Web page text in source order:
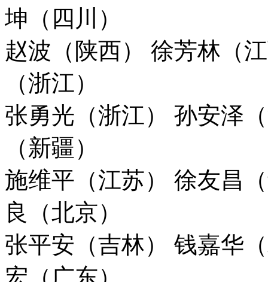
坤（四川）
赵波（陕西） 徐芳林（
（浙江）
张勇光（浙江） 孙安泽
（新疆）
施维平（江苏） 徐友昌
良（北京）
张平安（吉林） 钱嘉华